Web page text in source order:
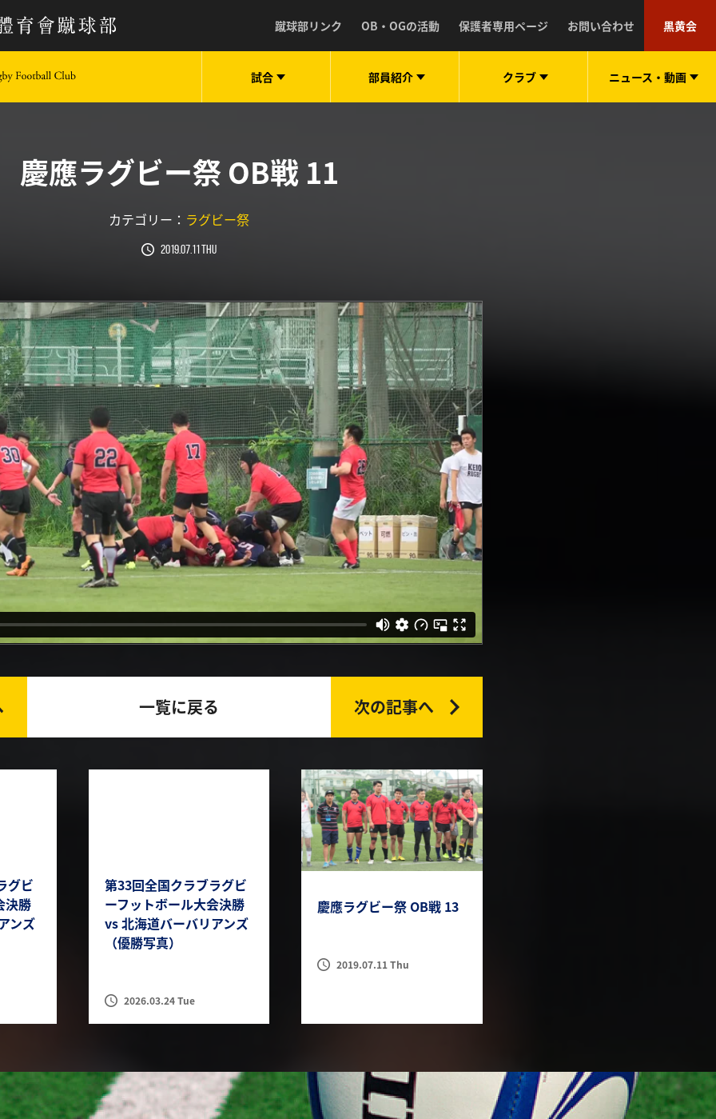
蹴球部リンク OB・OGの活動 保護者専用ページ お問い合わせ 黒黄会
試合 部員紹介 クラブ ニュース・ 動画
慶應ラグビー祭 OB戦 11
カテゴリー： ラグビー祭
2019.07.11 Thu
一覧に戻る 次の記事へ
グビ
決勝
ンズ
第33回全国クラブラグビ
ーフットボール大会決勝
vs 北海道バーバリアンズ
（優勝写真）
2026.03.24 Tue
慶應ラグビー祭 OB戦 13
2019.07.11 Thu